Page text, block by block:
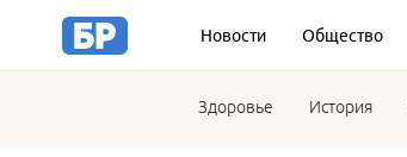
Новости Общество
Здоровье История